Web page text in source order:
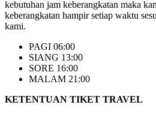
kebutuhan jam keberangkatan maka
keberangkatan hampir setiap waktu
kami.
PAGI 06:00
SIANG 13:00
SORE 16:00
MALAM 21:00
KETENTUAN TIKET TRAVEL